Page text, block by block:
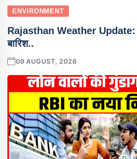
ENVIRONMENT
Rajasthan Weather Update:
बारिश..
09 AUGUST, 2026